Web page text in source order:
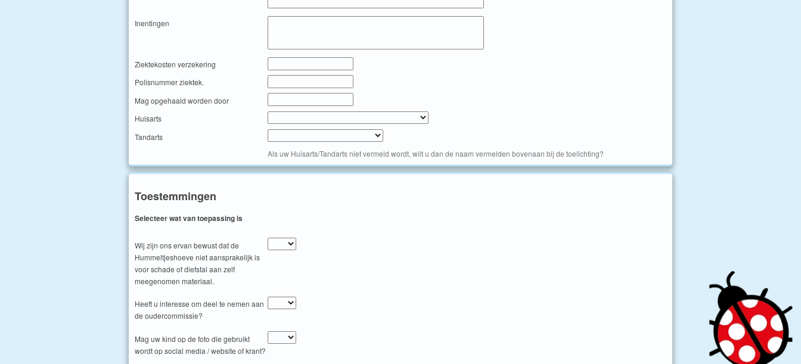
Inentingen
Ziektekosten verzekering
Polisnummer ziektek.
Mag opgehaald worden door
Huisarts
Tandarts
Als uw Huisarts/Tandarts niet vermeld wordt, wilt u dan de naam vermelden bovenaan bij de toelichting?
Toestemmingen
Selecteer wat van toepassing is
Wij zijn ons ervan bewust dat de
Hummeltjeshoeve niet aansprakelijk is
voor schade of diefstal aan zelf
meegenomen materiaal.
Heeft u interesse om deel te nemen aan
de oudercommissie?
Mag uw kind op de foto die gebruikt
wordt op social media / website of krant?